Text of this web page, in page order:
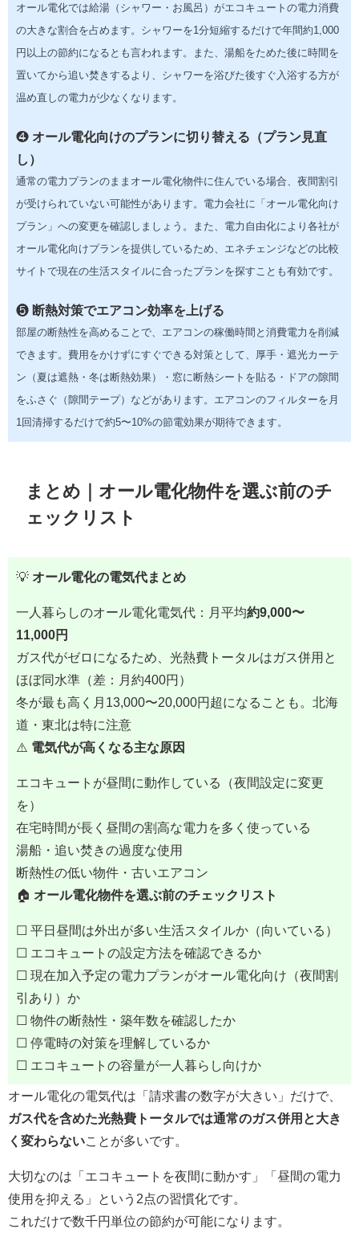
オール電化では給湯（シャワー・お風呂）がエコキュートの電力消費
の大きな割合を占めます。シャワーを1分短縮するだけで年間約1,000
円以上の節約になるとも言われます。また、湯船をためた後に時間を
置いてから追い焚きするより、シャワーを浴びた後すぐ入浴する方が
温め直しの電力が少なくなります。
❹ オール電化向けのプランに切り替える（プラン見直
し）
通常の電力プランのままオール電化物件に住んでいる場合、夜間割引
が受けられていない可能性があります。電力会社に「オール電化向け
プラン」への変更を確認しましょう。また、電力自由化により各社が
オール電化向けプランを提供しているため、エネチェンジなどの比較
サイトで現在の生活スタイルに合ったプランを探すことも有効です。
❺ 断熱対策でエアコン効率を上げる
部屋の断熱性を高めることで、エアコンの稼働時間と消費電力を削減
できます。費用をかけずにすぐできる対策として、厚手・遮光カーテ
ン（夏は遮熱・冬は断熱効果）・窓に断熱シートを貼る・ドアの隙間
をふさぐ（隙間テープ）などがあります。エアコンのフィルターを月
1回清掃するだけで約5〜10%の節電効果が期待できます。
まとめ｜オール電化物件を選ぶ前のチ
ェックリスト
💡 オール電化の電気代まとめ
一人暮らしのオール電化電気代：月平均約9,000〜
11,000円
ガス代がゼロになるため、光熱費トータルはガス併用と
ほぼ同水準（差：月約400円）
冬が最も高く月13,000〜20,000円超になることも。北海
道・東北は特に注意
⚠️ 電気代が高くなる主な原因
エコキュートが昼間に動作している（夜間設定に変更
を）
在宅時間が長く昼間の割高な電力を多く使っている
湯船・追い焚きの過度な使用
断熱性の低い物件・古いエアコン
🏠 オール電化物件を選ぶ前のチェックリスト
☐ 平日昼間は外出が多い生活スタイルか（向いている）
☐ エコキュートの設定方法を確認できるか
☐ 現在加入予定の電力プランがオール電化向け（夜間割
引あり）か
☐ 物件の断熱性・築年数を確認したか
☐ 停電時の対策を理解しているか
☐ エコキュートの容量が一人暮らし向けか
オール電化の電気代は「請求書の数字が大きい」だけで、
ガス代を含めた光熱費トータルでは通常のガス併用と大き
く変わらないことが多いです。
大切なのは「エコキュートを夜間に動かす」「昼間の電力
使用を抑える」という2点の習慣化です。
これだけで数千円単位の節約が可能になります。